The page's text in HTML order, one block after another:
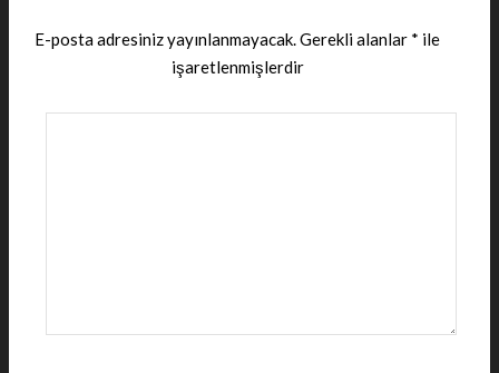
E-posta adresiniz yayınlanmayacak.Gerekli alanlar * ile
işaretlenmişlerdir